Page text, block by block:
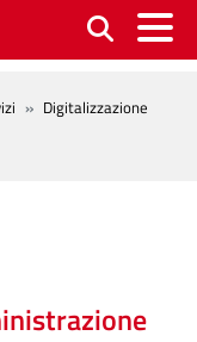
Digitalizzazione